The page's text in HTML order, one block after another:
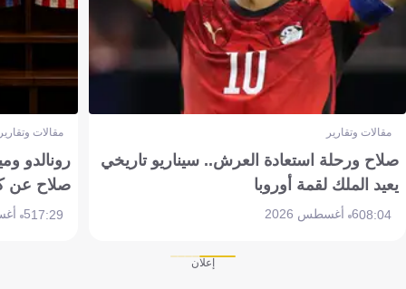
مقالات وتقارير
صلاح ورحلة استعادة العرش.. سيناريو تاريخي
يعيد الملك لقمة أوروبا
08:046 أغسطس 2026
مقالات
رونالدو
صلاح عن
17:295 أغسطس 2026
إعلان